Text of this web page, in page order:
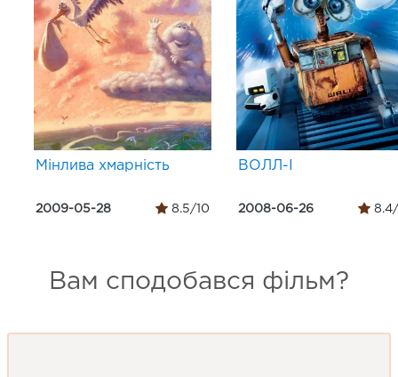
Мінлива хмарність
2009-05-28 8.5/10
ВОЛЛ-І
2008-06-26 8.4/
Вам сподобався фільм?